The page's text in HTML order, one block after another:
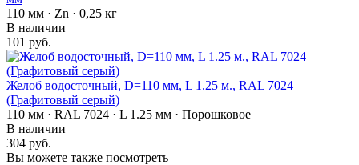
110 мм · Zn · 0,25 кг
В наличии
101 руб.
Желоб водосточный, D=110 мм, L 1.25 м., RAL 7024
(Графитовый серый)
110 мм · RAL 7024 · L 1.25 мм · Порошковое
В наличии
304 руб.
Вы можете также посмотреть